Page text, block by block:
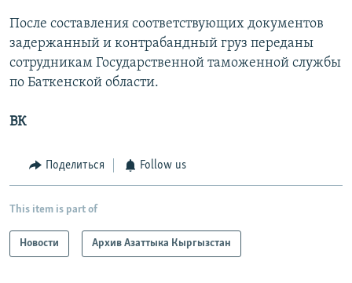
После составления соответствующих документов
задержанный и контрабандный груз переданы
сотрудникам Государственной таможенной службы
по Баткенской области.
ВК
Поделиться Follow us
This item is part of
Новости Архив Азаттыка Кыргызстан